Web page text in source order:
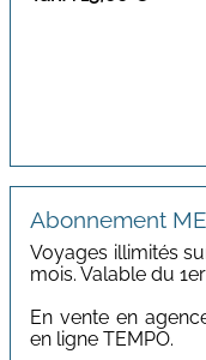
Abonnement
Voyages illimités
mois. Valable du
En vente en
en ligne TEMPO.